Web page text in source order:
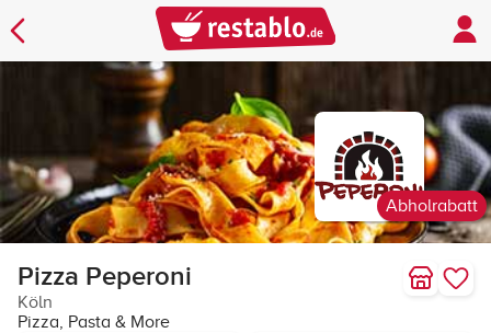
Abholrabatt
Pizza Peperoni
Köln
Pizza, Pasta & More